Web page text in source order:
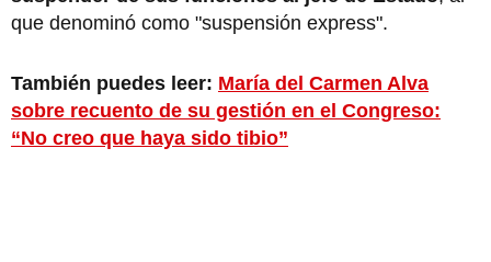
que denominó como "suspensión express".
También puedes leer: María del Carmen Alva
sobre recuento de su gestión en el Congreso:
“No creo que haya sido tibio”